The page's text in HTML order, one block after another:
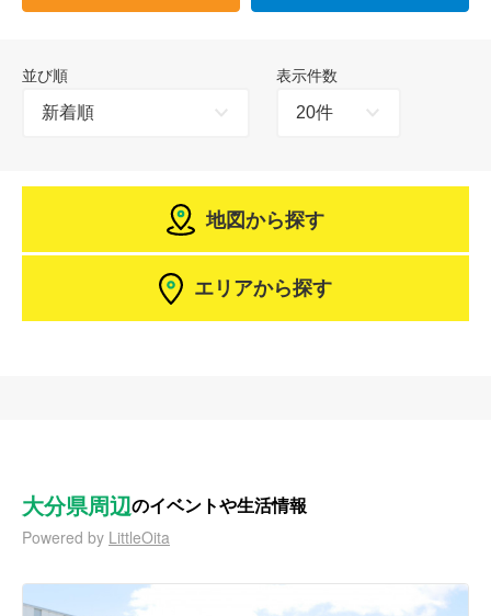
並び順 表示件数
地図から探す
エリアから探す
大分県周辺のイベントや生活情報
Powered by LittleOita